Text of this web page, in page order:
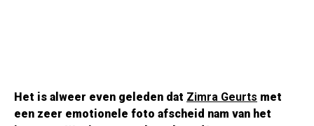
Het is alweer even geleden dat Zimra Geurts met
een zeer emotionele foto afscheid nam van het